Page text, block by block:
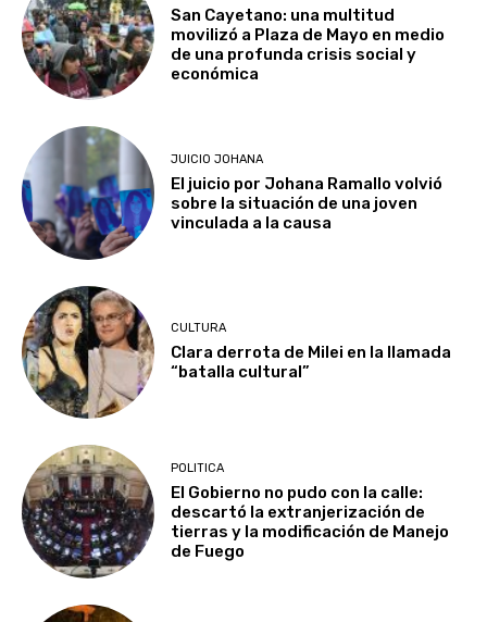
San Cayetano: una multitud
movilizó a Plaza de Mayo en medio
de una profunda crisis social y
económica
JUICIO JOHANA
El juicio por Johana Ramallo volvió
sobre la situación de una joven
vinculada a la causa
CULTURA
Clara derrota de Milei en la llamada
“batalla cultural”
POLITICA
El Gobierno no pudo con la calle:
descartó la extranjerización de
tierras y la modificación de Manejo
de Fuego